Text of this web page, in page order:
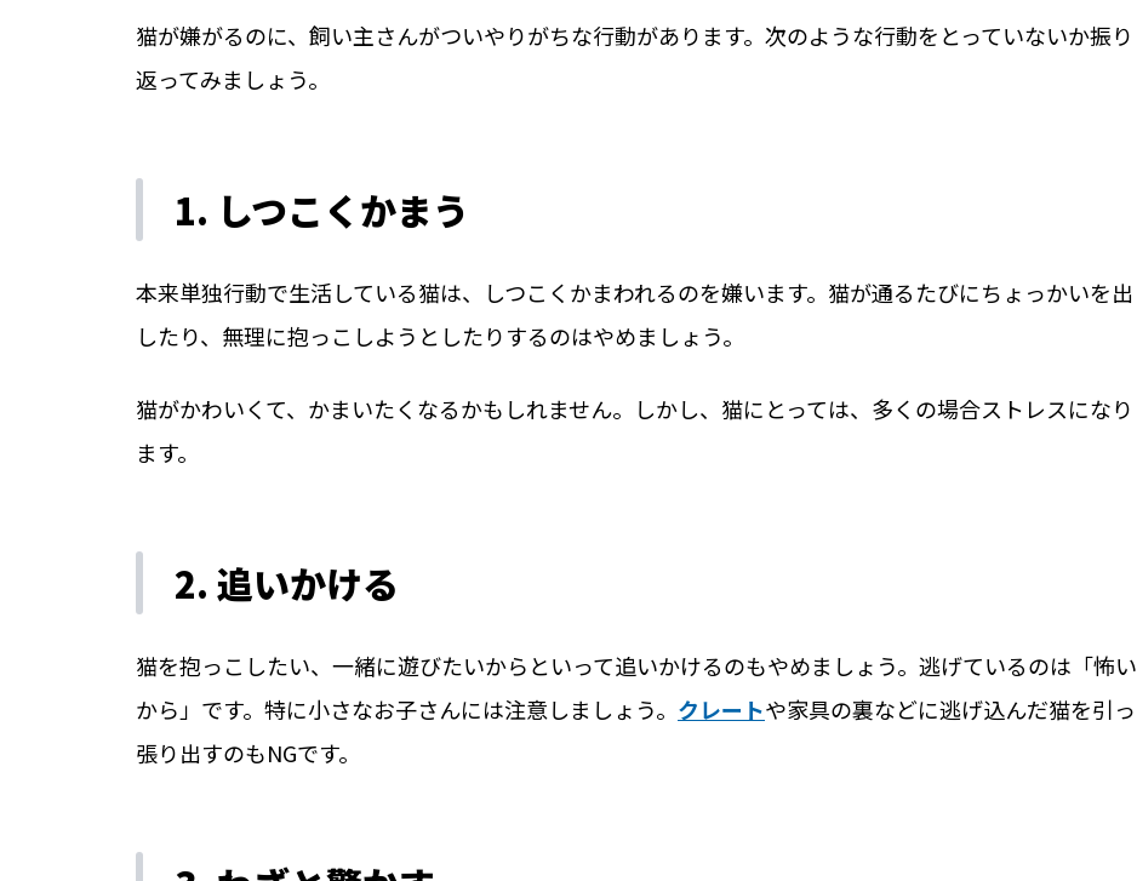
猫が嫌がるのに、飼い主さんがついやりがちな行動があります。次のような行動をとっていないか振り
返ってみましょう。
1. しつこくかまう
本来単独行動で生活している猫は、しつこくかまわれるのを嫌います。猫が通るたびにちょっかいを出
したり、無理に抱っこしようとしたりするのはやめましょう。
猫がかわいくて、かまいたくなるかもしれません。しかし、猫にとっては、多くの場合ストレスになり
ます。
2. 追いかける
猫を抱っこしたい、一緒に遊びたいからといって追いかけるのもやめましょう。逃げているのは「怖い
から」です。特に小さなお子さんには注意しましょう。 クレートや家具の裏などに逃げ込んだ猫を引っ
張り出すのもNGです。